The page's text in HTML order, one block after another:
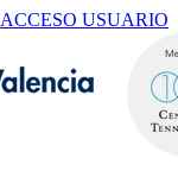
ACCESO USUARIO